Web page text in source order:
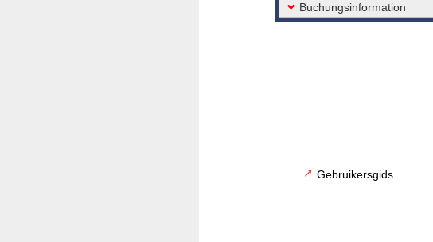
Buchungsinformation
Gebruikersgids